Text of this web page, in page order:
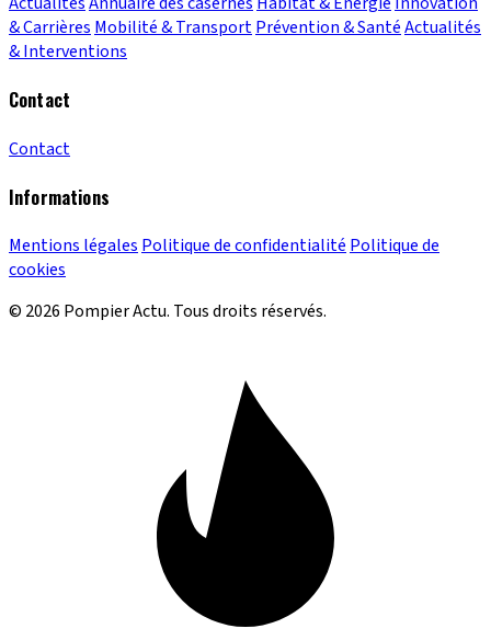
& Carrières Mobilité & TransportPrévention & SantéActualités
& Interventions
Contact
Contact
Informations
Mentions légales Politique de confidentialité Politique de
cookies
© 2026 Pompier Actu. Tous droits réservés.